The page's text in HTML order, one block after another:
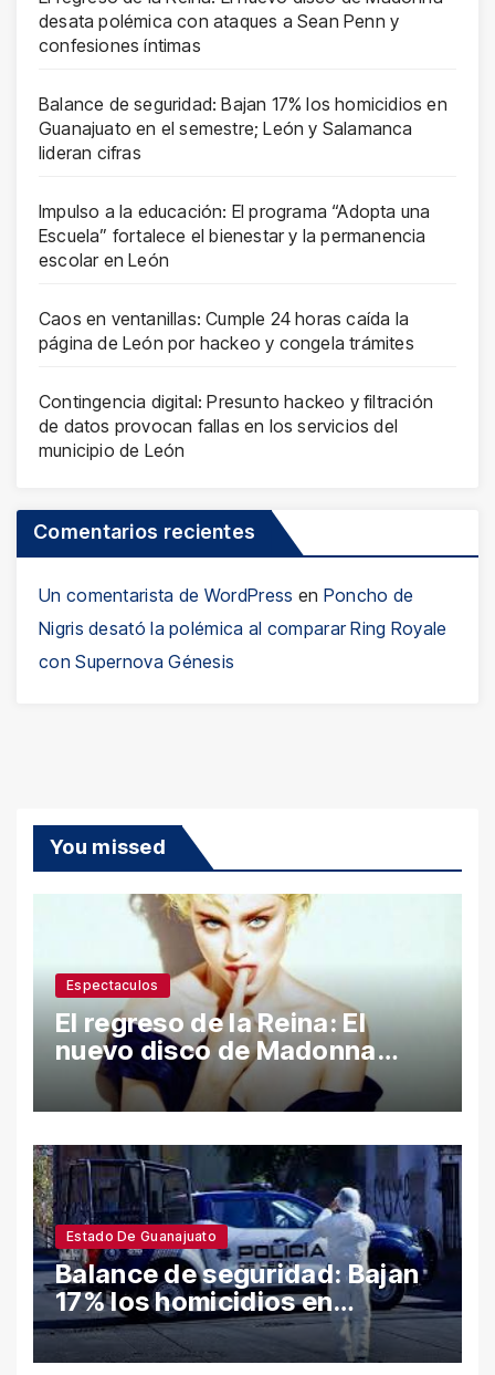
desata polémica con ataques a Sean Penn y
confesiones íntimas
Balance de seguridad: Bajan 17% los homicidios en
Guanajuato en el semestre; León y Salamanca
lideran cifras
Impulso a la educación: El programa “Adopta una
Escuela” fortalece el bienestar y la permanencia
escolar en León
Caos en ventanillas: Cumple 24 horas caída la
página de León por hackeo y congela trámites
Contingencia digital: Presunto hackeo y filtración
de datos provocan fallas en los servicios del
municipio de León
Comentarios recientes
Un comentarista de WordPress en Poncho de
Nigris desató la polémica al comparar Ring Royale
con Supernova Génesis
You missed
Espectaculos
El regreso de la Reina: El
nuevo disco de Madonna
desata polémica con ataques
a Sean Penn y confesiones
Estado De Guanajuato
Balance de seguridad: Bajan
17% los homicidios en
Guanajuato en el semestre;
León y Salamanca lideran